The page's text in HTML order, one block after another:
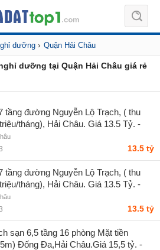
dưỡng › Quận Hải Châu
dưỡng tại Quận Hải Châu giá rẻ
tầng đường Nguyễn Lộ Trạch, ( thu
tháng), Hải Châu. Giá 13.5 Tỷ. -
Hưởng
13.5 tỷ
tầng đường Nguyễn Lộ Trạch, ( thu
tháng), Hải Châu. Giá 13.5 Tỷ. -
Hưởng
13.5 tỷ
sạn 6,5 tầng 16 phòng Mặt tiền
Đống Đa,Hải Châu.Giá 15,5 tỷ. -